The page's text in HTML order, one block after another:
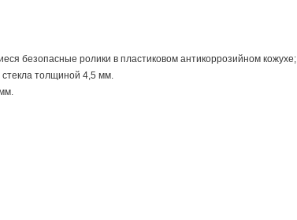
безопасные ролики в пластиковом антикоррозийном кожухе;
стекла толщиной 4,5 мм.